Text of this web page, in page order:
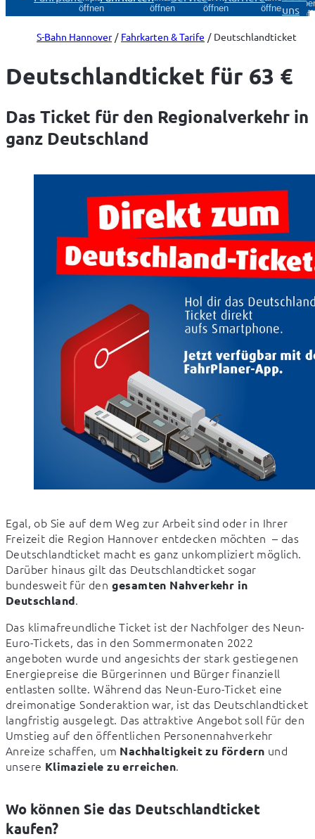
öffnen
öffnen
öffnen
öffnenuns
S-Bahn Hannover Fahrkarten & Tarife Deutschlandticket
Deutschlandticket für 63 €
Das Ticket für den Regionalverkehr in
ganz Deutschland
Egal, ob Sie auf dem Weg zur Arbeit sind oder in Ihrer
Freizeit die Region Hannover entdecken möchten  – das
Deutschlandticket macht es ganz unkompliziert möglich.
Darüber hinaus gilt das Deutschlandticket sogar
bundesweit für den gesamten Nahverkehr in
Deutschland.
Das klimafreundliche Ticket ist der Nachfolger des Neun-
Euro-Tickets, das in den Sommermonaten 2022
angeboten wurde und angesichts der stark gestiegenen
Energiepreise die Bürgerinnen und Bürger finanziell
entlasten sollte. Während das Neun-Euro-Ticket eine
dreimonatige Sonderaktion war, ist das Deutschlandticket
langfristig ausgelegt. Das attraktive Angebot soll für den
Umstieg auf den öffentlichen Personennahverkehr
Anreize schaffen, um Nachhaltigkeit zu fördern und
unsere Klimaziele zu erreichen.
Wo können Sie das Deutschlandticket
kaufen?